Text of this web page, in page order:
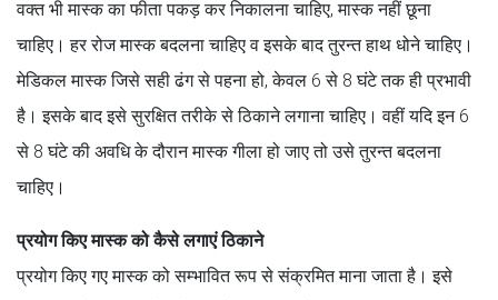
वक्त भी मास्क का फीता पकड़ कर निकालना चाहिए, मास्क नहीं छूना
चाहिए। हर रोज मास्क बदलना चाहिए व इसके बाद तुरन्त हाथ धोने चाहिए।
मेडिकल मास्क जिसे सही ढंग से पहना हो, केवल 6 से 8 घंटे तक ही प्रभावी
है। इसके बाद इसे सुरक्षित तरीके से ठिकाने लगाना चाहिए। वहीं यदि इन 6
से 8 घंटे की अवधि के दौरान मास्क गीला हो जाए तो उसे तुरन्त बदलना
चाहिए।
प्रयोग किए मास्क को कैसे लगाएं ठिकाने
प्रयोग किए गए मास्क को सम्भावित रूप से संक्रमित माना जाता है। इसे